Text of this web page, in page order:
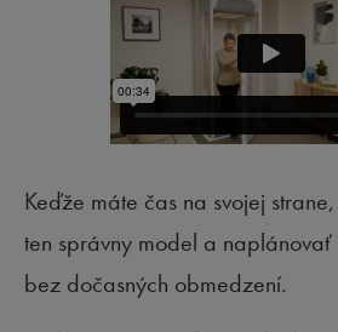
Keďže máte čas na svojej
ten správny model a naplánovať
bez dočasných obmedzení.